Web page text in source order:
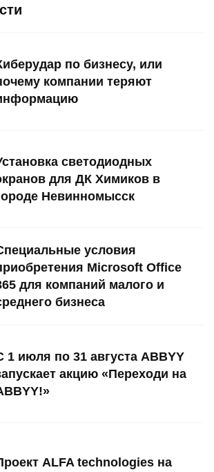
по бизнесу, или
компании теряют
светодиодных
для ДК Химиков в
Невинномысск
условия
Microsoft Office
для компаний малого и
бизнеса
1 июля по 31 августа ABBYY
акцию «Переходи на
ALFA technologies на